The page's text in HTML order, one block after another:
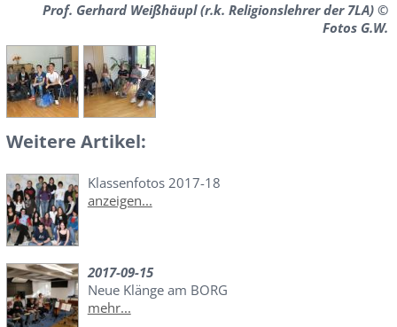
Prof. Gerhard Weißhäupl (r.k. Religionslehrer der 7LA) ©
Fotos G.W.
Weitere Artikel:
Klassenfotos 2017-18
anzeigen...
2017-09-15
Neue Klänge am BORG
mehr...